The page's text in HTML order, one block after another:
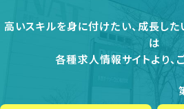
高いスキルを身に付けたい、成長し
は
各種求人情報サイトより、